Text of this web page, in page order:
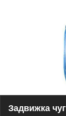
Задвижка